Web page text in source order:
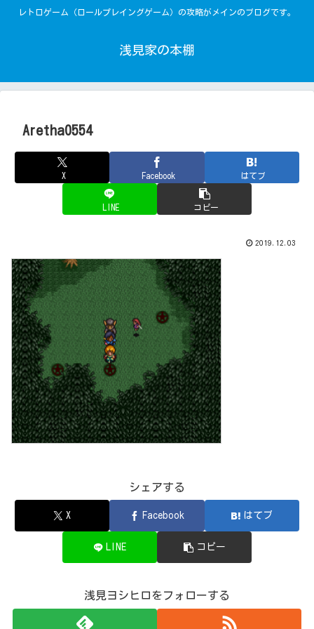
レトロゲーム（ロールプレイングゲーム）の攻略がメインのブログです。
浅見家の本棚
Aretha0554
X Facebook はてブ
LINE コピー
2019.12.03
シェアする
X Facebook はてブ
LINE コピー
浅見ヨシヒロをフォローする